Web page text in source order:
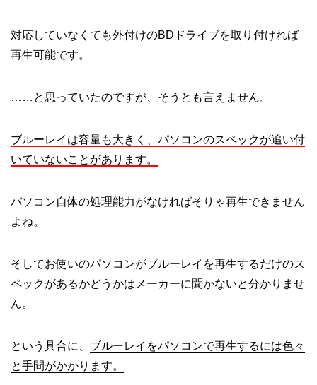
対応していなくても外付けのBDドライブを取り付ければ
再生可能です。
……と思っていたのですが、そうとも言えません。
ブルーレイは容量も大きく、パソコンのスペックが追い付
いていないことがあります。
パソコン自体の処理能力がなければそりゃ再生できません
よね。
そしてお使いのパソコンがブルーレイを再生するだけのス
ペックがあるかどうかはメーカーに聞かないと分かりませ
ん。
という具合に、 ブルーレイをパソコンで再生するには色々
と手間がかかります。